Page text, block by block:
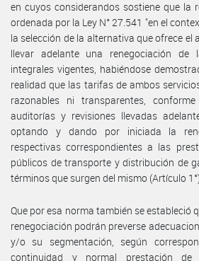
en cuyos considerandos sostiene que la
ordenada por la Ley N° 27.541 "en el
la selección de la alternativa que ofrece el
llevar adelante una renegociación de
integrales vigentes, habiéndose
realidad que las tarifas de ambos
razonables ni transparentes,
auditorías y revisiones llevadas
optando y dando por iniciada la
respectivas correspondientes a las
públicos de transporte y distribución de
términos que surgen del mismo (Artículo
Que por esa norma también se estableció
renegociación podrán preverse
y/o su segmentación, según
continuidad y normal prestación de